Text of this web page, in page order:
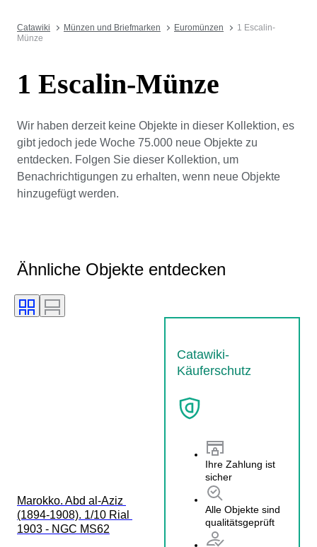
Catawiki Münzen und Briefmarken Euromünzen
1 Escalin-
Münze
1 Escalin-Münze
Wir haben derzeit keine Objekte in dieser Kollektion, es
gibt jedoch jede Woche 75.000 neue Objekte zu
entdecken. Folgen Sie dieser Kollektion, um
Benachrichtigungen zu erhalten, wenn neue Objekte
hinzugefügt werden.
Ähnliche Objekte entdecken
Catawiki-
Käuferschutz
Ihre Zahlung ist
sicher
Alle Objekte sind
qualitätsgeprüft
Marokko. Abd al-Aziz
(1894-1908). 1/10 Rial
1903 - NGC MS62